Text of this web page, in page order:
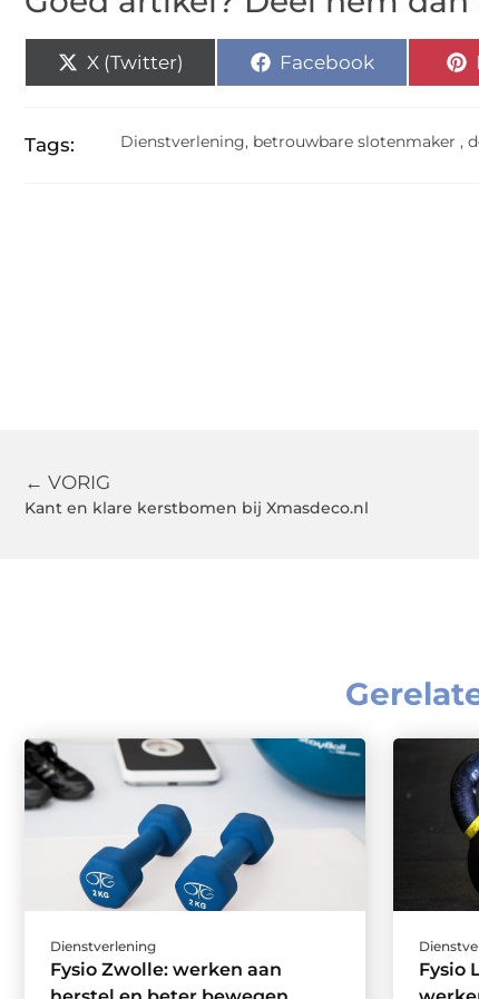
X (Twitter) Facebook
Tags: Dienstverlening, betrouwbare slotenmaker ,
← VORIG
Kant en klare kerstbomen bij Xmasdeco.nl
Dienstverlening
Fysio Zwolle: werken aan
Fysio